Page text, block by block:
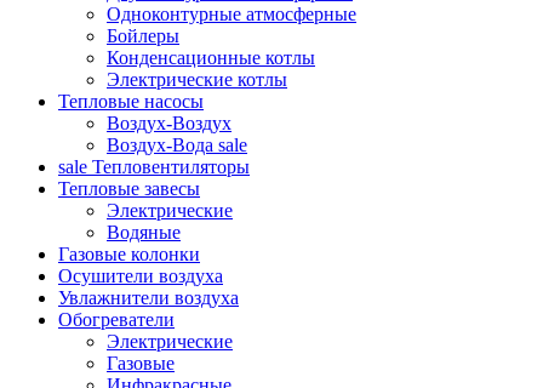
Одноконтурные атмосферные
Бойлеры
Конденсационные котлы
Электрические котлы
Тепловые насосы
Воздух-Воздух
Воздух-Вода sale
sale Тепловентиляторы
Тепловые завесы
Электрические
Водяные
Газовые колонки
Осушители воздуха
Увлажнители воздуха
Обогреватели
Электрические
Газовые